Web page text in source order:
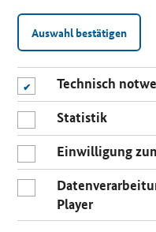
Auswahl bestätigen
Technisch
Statistik
Einwilligung
Player